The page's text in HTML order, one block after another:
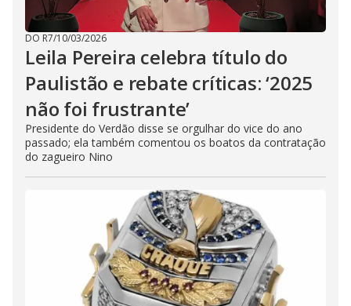
DO R7/10/03/2026
Leila Pereira celebra título do
Paulistão e rebate críticas: ‘2025
não foi frustrante’
Presidente do Verdão disse se orgulhar do vice do ano
passado; ela também comentou os boatos da contratação
do zagueiro Nino